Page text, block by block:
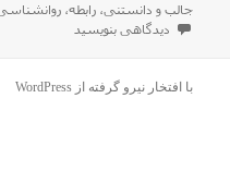
شده
در
جالب و دانستنی،رابطه،
برای همیشه یکی بهتر هم هست!
دیدگاهی بنویسید
با افتخار نیرو گرفته از WordPress